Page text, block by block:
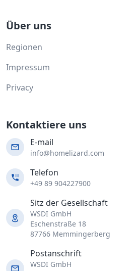
Über uns
Regionen
Impressum
Privacy
Kontaktiere uns
E-mail
info@homelizard.com
Telefon
+49 89 904227900
Sitz der Gesellschaft
WSDI GmbH
Eschenstraße 18
87766 Memmingerberg
Postanschrift
WSDI GmbH